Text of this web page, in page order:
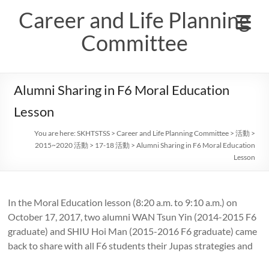
contentCareer and Life Planning
Committee
Alumni Sharing in F6 Moral Education
Lesson
You are here:SKHTSTSS >Career and Life Planning Committee >活動 >
2015~2020 活動 > 17-18 活動 >Alumni Sharing in F6 Moral Education
Lesson
In the Moral Education lesson (8:20 a.m. to 9:10 a.m.) on
October 17, 2017, two alumni WAN Tsun Yin (2014-2015 F6
graduate) and SHIU Hoi Man (2015-2016 F6 graduate) came
back to share with all F6 students their Jupas strategies and